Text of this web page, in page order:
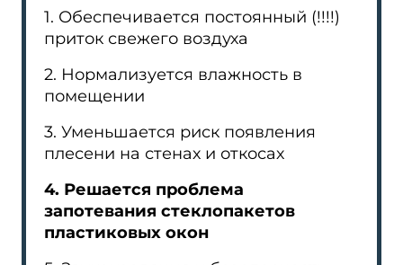
1. Обеспечивается постоянный (!!!!)
приток свежего воздуха
2. Нормализуется влажность в
помещении
3. Уменьшается риск появления
плесени на стенах и откосах
4. Решается проблема
запотевания стеклопакетов
пластиковых окон